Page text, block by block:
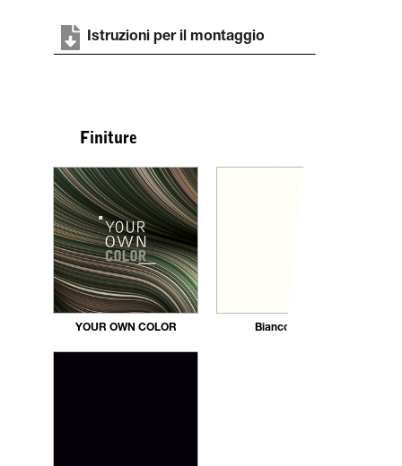
Istruzioni per il montaggio
Finiture
YOUR OWN COLOR Bianco opaco